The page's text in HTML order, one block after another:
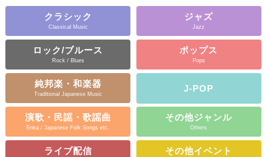
クラシック
Classical Music
ジャズ
Jazz
ロック/ブルース
Rock / Blues
ポップス
Pops
純邦楽・和楽器
Traditional Japanese Music
J-POP
演歌・民謡・歌謡曲
Enka / Japanese Folk Songs etc.
その他ジャンル
Others
ライブ配信 その他イベント